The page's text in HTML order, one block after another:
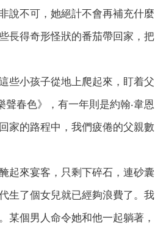
說不可，她絕計不會再補充什麼
長得奇形怪狀的番茄帶回家，把
些小孩子從地上爬起來，盯着父
春色》，有一年則是約翰‧韋恩
家的路程中，我們疲倦的父親數
起來宴客，只剩下碎石，連砂囊
生了個女兒就已經夠浪費了。我
某個男人命令她和他一起躺著，